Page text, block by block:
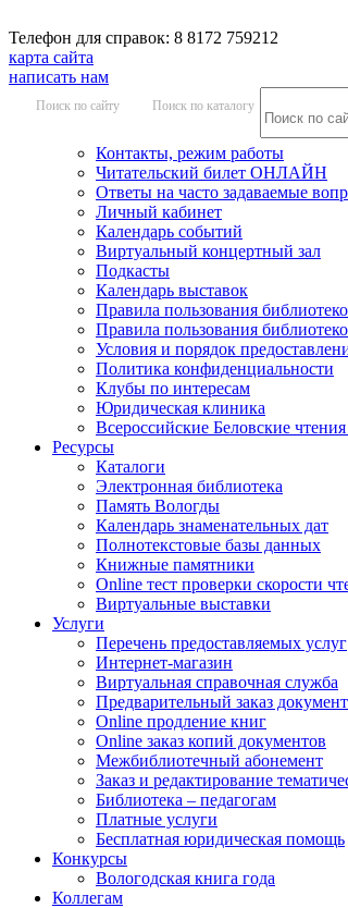
Телефон для справок: 8 8172 759212
карта сайта
написать нам
Поиск по сайту Поиск по каталогу
Контакты, режим работы
Читательский билет ОНЛАЙН
Ответы на часто задаваемые
Личный кабинет
Календарь событий
Виртуальный концертный зал
Подкасты
Календарь выставок
Правила пользования
Правила пользования
Условия и порядок
Политика конфиденциальности
Клубы по интересам
Юридическая клиника
Всероссийские Беловские
Ресурсы
Каталоги
Электронная библиотека
Память Вологды
Календарь знаменательных дат
Полнотекстовые базы данных
Книжные памятники
Online тест проверки скорости
Виртуальные выставки
Услуги
Перечень предоставляемых услуг
Интернет-магазин
Виртуальная справочная служба
Предварительный заказ
Online продление книг
Online заказ копий документов
Межбиблиотечный абонемент
Заказ и редактирование
Библиотека – педагогам
Платные услуги
Бесплатная юридическая помощь
Конкурсы
Вологодская книга года
Коллегам